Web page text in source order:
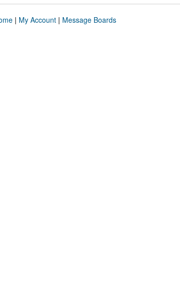
| My Account| Message Boards